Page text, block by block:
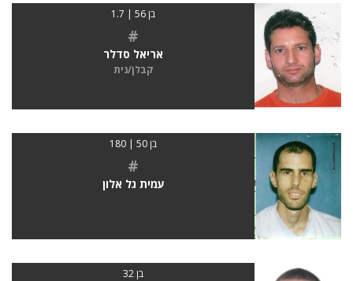
בן 56 | 1.7
#
אריאל סדלר
קבלן/נית
בן 50 | 180
#
עמית גל אלון
בן 32